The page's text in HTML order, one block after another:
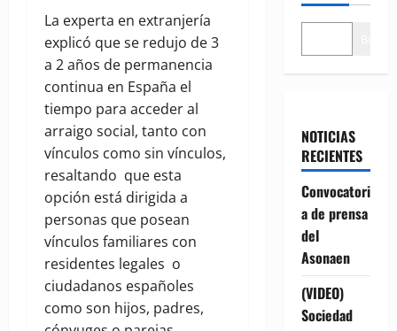
La experta en extranjería
explicó que se redujo de 3
a 2 años de permanencia
continua en España el
tiempo para acceder al
arraigo social, tanto con
vínculos como sin vínculos,
resaltando que esta
opción está dirigida a
personas que posean
vínculos familiares con
residentes legales o
ciudadanos españoles
como son hijos, padres,
NOTICIAS
RECIENTES
Convocatori
a de prensa
del
Asonaen
(VIDEO)
Sociedad